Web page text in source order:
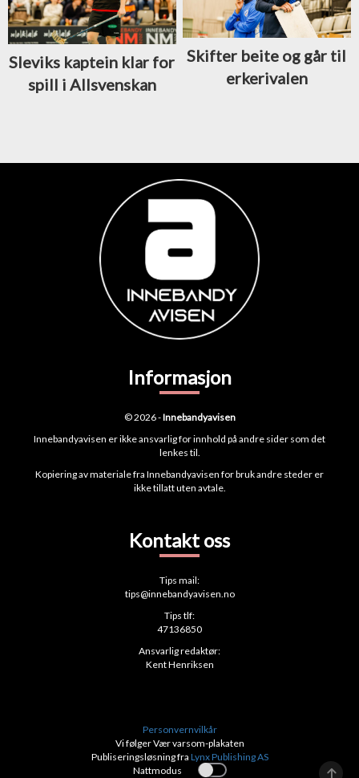
Sleviks kaptein klar for
spill i Allsvenskan
Skifter beite og går til
erkerivalen
Informasjon
© 2026 -Innebandyavisen
Innebandyavisen er ikke ansvarlig for innhold på andre sider som det
lenkes til.
Kopiering av materiale fra Innebandyavisen for bruk andre steder er
ikke tillatt uten avtale.
Kontakt oss
Tips mail:
tips@innebandyavisen.no
Tips tlf:
47136850
Ansvarlig redaktør:
Kent Henriksen
Personvernvilkår
Vi følger Vær varsom-plakaten
Publiseringsløsning fra Lynx Publishing AS
Nattmodus